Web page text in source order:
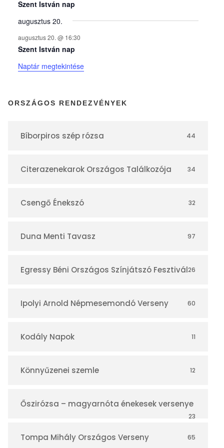
y
e
k
n
a
á
r
Szent István nap
augusztus 20.
augusztus 20. @ 16:30
Szent István nap
Naptár megtekintése
ORSZÁGOS RENDEZVÉNYEK
Bíborpiros szép rózsa 44
Citerazenekarok Országos Találkozója 34
Csengő Énekszó 32
Duna Menti Tavasz 97
Egressy Béni Országos Színjátszó Fesztivál26
Ipolyi Arnold Népmesemondó Verseny 60
Kodály Napok 11
Könnyűzenei szemle 12
Őszirózsa – magyarnóta énekesek versenye
23
Tompa Mihály Országos Verseny 65